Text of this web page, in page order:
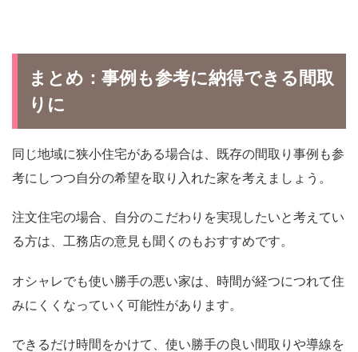
まとめ：事例も参考に納得できる間取
りに
同じ地域に狭小住宅がある場合は、既存の間取り事例も参
考にしつつ自分の希望を取り入れた家を考えましょう。
注文住宅の場合、自分のこだわりを実現したいと考えてい
る方は、工務店の意見も聞くのもおすすめです。
オシャレでも使い勝手の悪い家は、時間が経つにつれて住
みにくくなっていく可能性があります。
できるだけ時間をかけて、使い勝手の良い間取りや導線を